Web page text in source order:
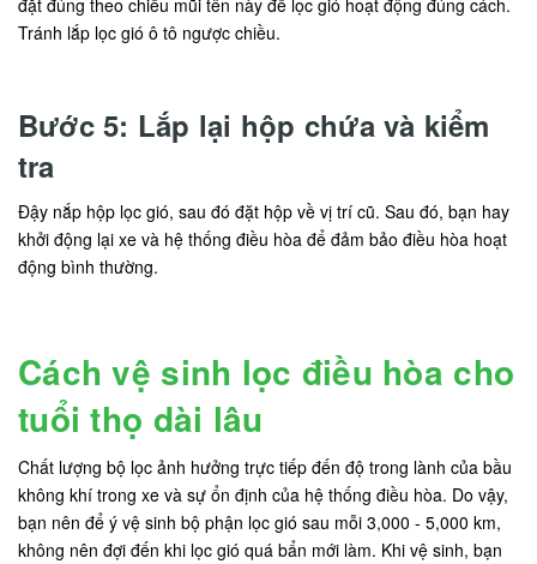
đặt đúng theo chiều mũi tên này để lọc gió hoạt động đúng cách.
Tránh lắp lọc gió ô tô ngược chiều.
Bước 5: Lắp lại hộp chứa và kiểm
tra
Đậy nắp hộp lọc gió, sau đó đặt hộp về vị trí cũ. Sau đó, bạn hay
khởi động lại xe và hệ thống điều hòa để đảm bảo điều hòa hoạt
động bình thường.
Cách vệ sinh lọc điều hòa cho
tuổi thọ dài lâu
Chất lượng bộ lọc ảnh hưởng trực tiếp đến độ trong lành của bầu
không khí trong xe và sự ổn định của hệ thống điều hòa. Do vậy,
bạn nên để ý vệ sinh bộ phận lọc gió sau mỗi 3,000 - 5,000 km,
không nên đợi đến khi lọc gió quá bẩn mới làm. Khi vệ sinh, bạn